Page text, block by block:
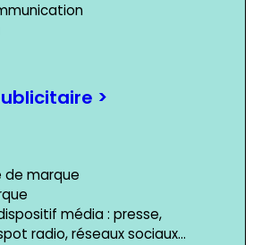
>
de marque
média : presse,
radio, réseaux sociaux…